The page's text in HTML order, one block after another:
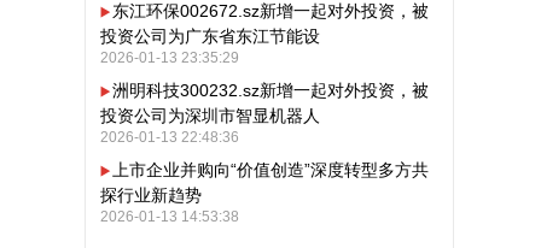
东江环保002672.sz新增一起对外投资，被
投资公司为广东省东江节能设
2026-01-13 23:35:29
洲明科技300232.sz新增一起对外投资，被
投资公司为深圳市智显机器人
2026-01-13 22:48:36
上市企业并购向“价值创造”深度转型多方共
探行业新趋势
2026-01-13 14:53:38